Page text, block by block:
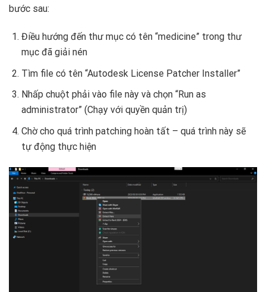
bước sau:
Điều hướng đến thư mục có tên “medicine” trong thư
mục đã giải nén
Tìm file có tên “Autodesk License Patcher Installer”
Nhấp chuột phải vào file này và chọn “Run as
administrator” (Chạy với quyền quản trị)
Chờ cho quá trình patching hoàn tất – quá trình này sẽ
tự động thực hiện